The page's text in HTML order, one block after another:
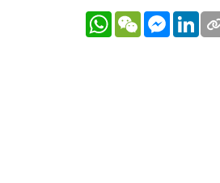
WhatsApp
WeChat